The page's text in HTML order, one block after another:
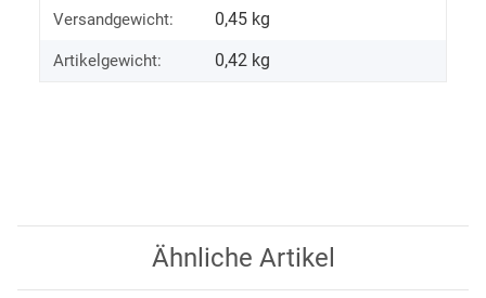
Versandgewicht: 0,45 kg
Artikelgewicht: 0,42 kg
Ähnliche Artikel